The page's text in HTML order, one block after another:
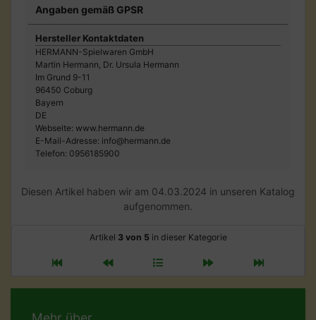
Angaben gemäß GPSR
Hersteller Kontaktdaten
HERMANN-Spielwaren GmbH
Martin Hermann, Dr. Ursula Hermann
Im Grund 9-11
96450 Coburg
Bayern
DE
Webseite: www.hermann.de
E-Mail-Adresse: info@hermann.de
Telefon: 0956185900
Diesen Artikel haben wir am 04.03.2024 in unseren Katalog
aufgenommen.
Artikel 3 von 5 in dieser Kategorie